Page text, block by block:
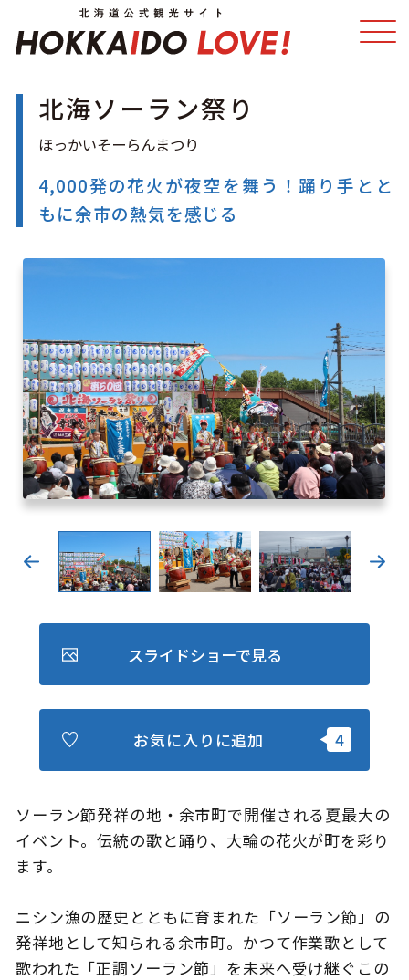
温泉 イベント
モデルコース エリアガイド
キュンちゃんオンラインショップ
北海道はやわかり
旅のテーマで探す
7つの国立公園
さっぽろ圏e旅ギフト
このサイトについて 観光資料
動画ライブラリー フォトライブラリー
北海ソーラン祭り
4,000発の花火が夜空を舞う！踊り手とと
もに余市の熱気を感じる
ソーラン節発祥の地・余市町で開催される夏最大の
イベント。伝統の歌と踊り、大輪の花火が町を彩り
ます。
ニシン漁の歴史とともに育まれた「ソーラン節」の
発祥地として知られる余市町。かつて作業歌として
歌われた「正調ソーラン節」を未来へ受け継ぐこの
スライドショーで見る
お気に入りに追加